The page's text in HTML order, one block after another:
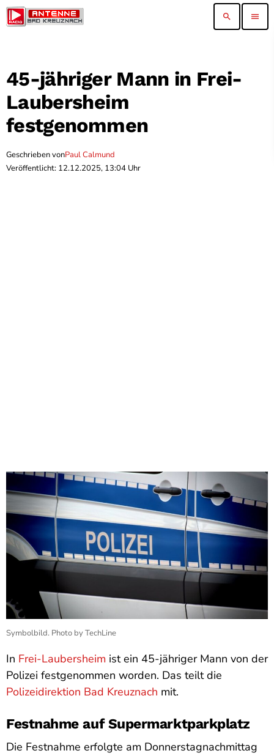
search menu
45-jähriger Mann in Frei-
Laubersheim
festgenommen
Geschrieben vonPaul Calmund
Veröffentlicht: 12.12.2025, 13:04 Uhr
Symbolbild. Photo by TechLine
In Frei-Laubersheim ist ein 45-jähriger Mann von der
Polizei festgenommen worden. Das teilt die
Polizeidirektion Bad Kreuznach mit.
Festnahme auf Supermarktparkplatz
Die Festnahme erfolgte am Donnerstagnachmittag